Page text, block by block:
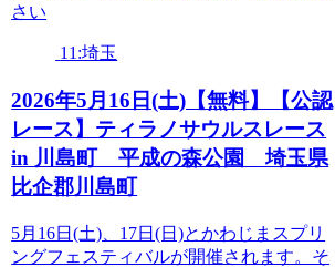
さい
11:埼玉
2026年5月16日(土)【無料】【公認
レース】ティラノサウルスレース
in 川島町 平成の森公園 埼玉県
比企郡川島町
5月16日(土)、17日(日)とかわじまスプリ
ングフェスティバルが開催されます。そ